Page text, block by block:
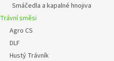
Smáčedla a kapalné hnojiva
Trávní směsi
Agro CS
DLF
Hustý Trávník